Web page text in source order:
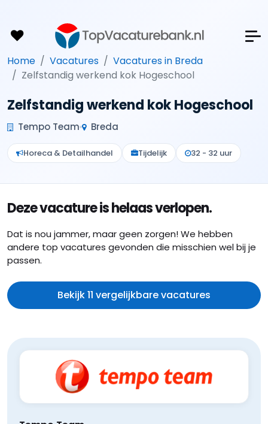
Home Vacatures
Vacatures in Breda
Zelfstandig werkend kok Hogeschool
Zelfstandig werkend kok Hogeschool
Tempo Team Breda
Horeca & Detailhandel Tijdelijk 32 - 32 uur
Deze vacature is helaas verlopen.
Dat is nou jammer, maar geen zorgen! We hebben
andere top vacatures gevonden die misschien wel bij je
passen.
Bekijk 11 vergelijkbare vacatures